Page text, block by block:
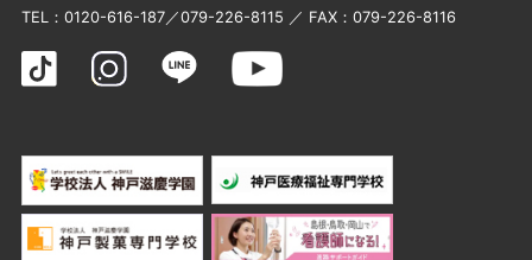
TEL： 0120-616-187／079-226-8115 ／ FAX：079-226-8116